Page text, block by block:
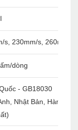
s, 230mm/s, 260mm/s
dòng
- GB18030
Nhật Bản, Hàn